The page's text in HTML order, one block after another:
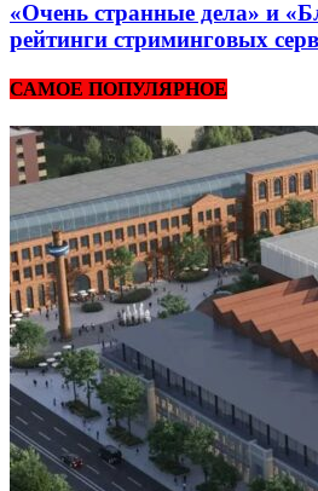
«Очень странные дела» и
рейтинги стриминговых
САМОЕ ПОПУЛЯРНОЕ